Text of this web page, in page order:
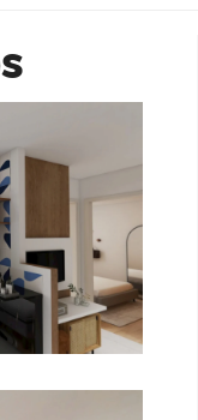
| 2 suítes